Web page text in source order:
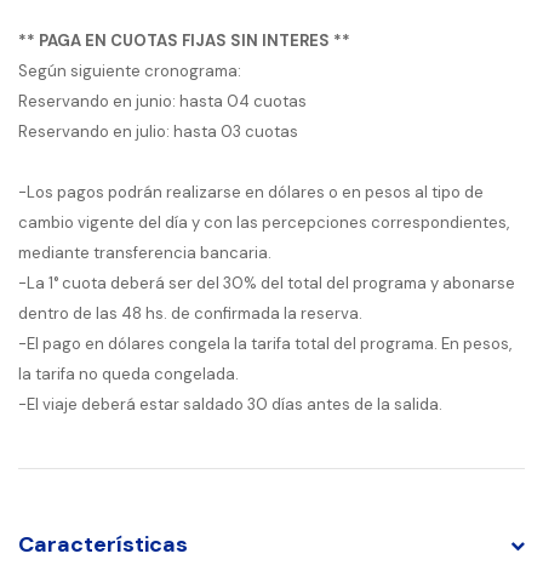
** PAGA EN CUOTAS FIJAS SIN INTERES **
Según siguiente cronograma:
Reservando en junio: hasta 04 cuotas
Reservando en julio: hasta 03 cuotas
-Los pagos podrán realizarse en dólares o en pesos al tipo de
cambio vigente del día y con las percepciones correspondientes,
mediante transferencia bancaria.
-La 1° cuota deberá ser del 30% del total del programa y abonarse
dentro de las 48 hs. de confirmada la reserva.
-El pago en dólares congela la tarifa total del programa. En pesos,
la tarifa no queda congelada.
-El viaje deberá estar saldado 30 días antes de la salida.
Características